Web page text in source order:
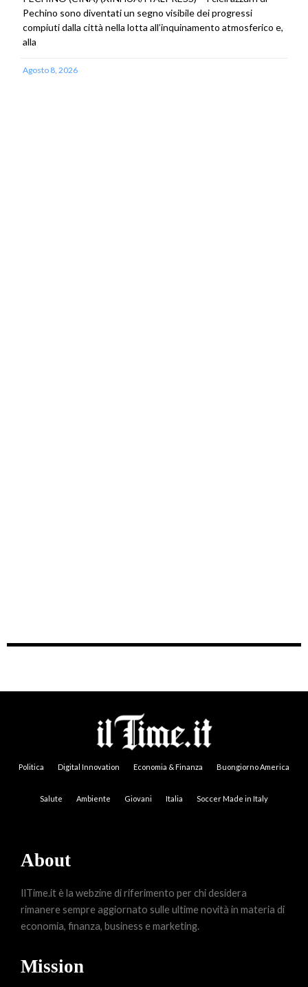
Pechino sono diventati un segno visibile dei progressi
compiuti dalla città nella lotta all’inquinamento atmosferico e,
alla
Agosto 8, 2026
Politica Digital Innovation Economia & Finanza Buongiorno America
Salute Ambiente Giovani Italia Soccer Made in Italy
About
IlTime.it è la webzine di riferimento per chi desidera
rimanere sempre aggiornato sulle ultime novità in materia di
economia, finanza, business e marketing.
Mission